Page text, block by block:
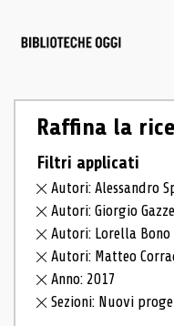
Raffina la
Filtri applicati
Autori: Alessandro
Autori: Giorgio
Autori: Lorella Bono
Autori: Matteo
Anno: 2017
Sezioni: Nuovi